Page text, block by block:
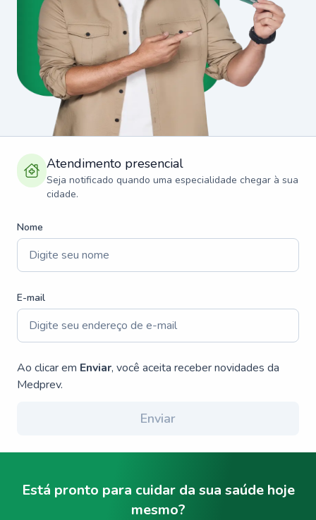
Atendimento presencial
Seja notificado quando uma especialidade chegar à sua
cidade.
Nome
E-mail
Ao clicar em Enviar, você aceita receber novidades da
Medprev.
Enviar
Está pronto para cuidar da sua saúde hoje
mesmo?